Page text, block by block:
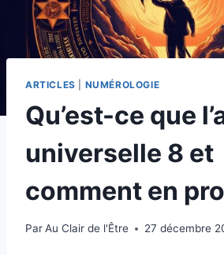
ARTICLES NUMÉROLOGIE
Qu’est-ce que
universelle 8 et
comment en
ParAu Clair de l'Être 27 décembre